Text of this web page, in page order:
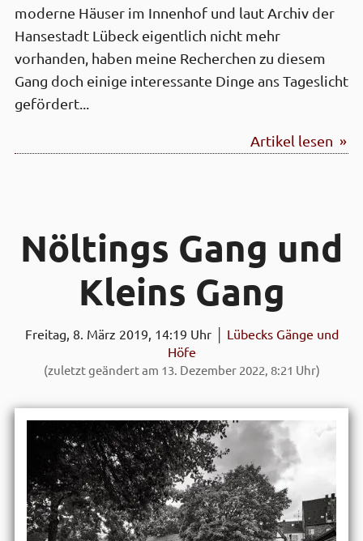
moderne Häuser im Innen­hof und laut Archiv der
Hanse­stadt Lübeck eigentlich nicht mehr
vorhanden, haben meine Recherchen zu diesem
Gang doch einige interes­sante Dinge ans Tages­licht
gefördert...
Artikel lesen »
Nöltings Gang und
Kleins Gang
Freitag, 8. März 2019, 14:19 Uhr │ Lübecks Gänge und
Höfe
(zuletzt geändert am 13. Dezember 2022, 8:21 Uhr)